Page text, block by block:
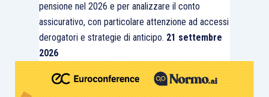
pensione nel 2026 e per analizzare il conto
assicurativo, con particolare attenzione ad accessi
derogatori e strategie di anticipo. 21 settembre
2026